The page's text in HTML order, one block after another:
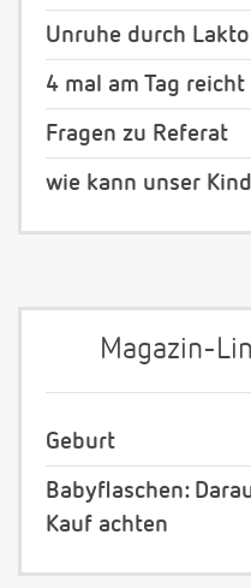
Unruhe durch
4 mal am Tag reicht
Fragen zu Referat
wie kann unser
Magazin-
Geburt
Babyflaschen:
Kauf achten